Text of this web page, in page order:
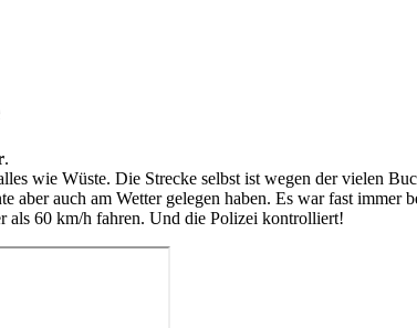
.
wie Wüste. Die Strecke selbst ist wegen der vielen
aber auch am Wetter gelegen haben. Es war fast
als 60 km/h fahren. Und die Polizei kontrolliert!